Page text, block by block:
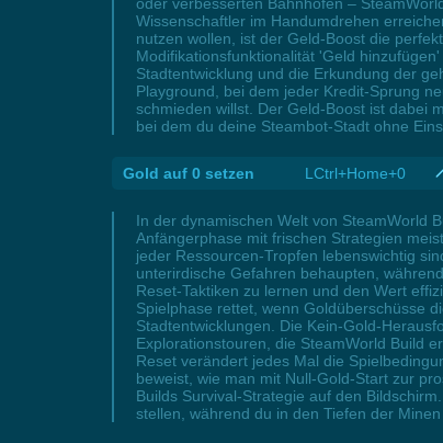
Wissenschaftler im Handumdrehen
nutzen wollen, ist der Geld-Boost die
Modifikationsfunktionalität 'Geld
Stadtentwicklung und die Erkundung der
Playground, bei dem jeder Kredit-Sprung
schmieden willst. Der Geld-Boost ist dabei
bei dem du deine Steambot-Stadt ohne
Gold auf 0 setzen LCtrl+Home+0
In der dynamischen Welt von SteamWorld
Anfängerphase mit frischen Strategien
jeder Ressourcen-Tropfen lebenswichtig
unterirdische Gefahren behaupten,
Reset-Taktiken zu lernen und den Wert
Spielphase rettet, wenn Goldüberschüsse
Stadtentwicklungen. Die Kein-Gold-
Explorationstouren, die SteamWorld Build
Reset verändert jedes Mal die
beweist, wie man mit Null-Gold-Start zur
Builds Survival-Strategie auf den
stellen, während du in den Tiefen der